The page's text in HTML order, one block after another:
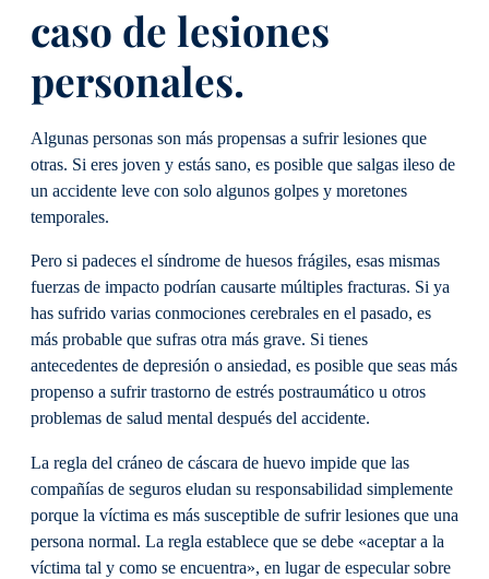
caso de lesiones
personales.
Algunas personas son más propensas a sufrir lesiones que
otras. Si eres joven y estás sano, es posible que salgas ileso de
un accidente leve con solo algunos golpes y moretones
temporales.
Pero si padeces el síndrome de huesos frágiles, esas mismas
fuerzas de impacto podrían causarte múltiples fracturas. Si ya
has sufrido varias conmociones cerebrales en el pasado, es
más probable que sufras otra más grave. Si tienes
antecedentes de depresión o ansiedad, es posible que seas más
propenso a sufrir trastorno de estrés postraumático u otros
problemas de salud mental después del accidente.
La regla del cráneo de cáscara de huevo impide que las
compañías de seguros eludan su responsabilidad simplemente
porque la víctima es más susceptible de sufrir lesiones que una
persona normal. La regla establece que se debe «aceptar a la
víctima tal y como se encuentra», en lugar de especular sobre